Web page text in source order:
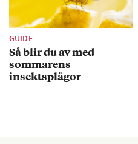
GUIDE
Så blir du av med
sommarens
insektsplågor